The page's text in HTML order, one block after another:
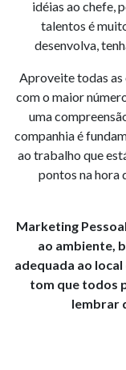
idéias ao chefe,
talentos é
desenvolva,
Aproveite todas
com o maior
uma
companhia é
ao trabalho que
pontos na hora
Marketing
ao ambiente,
adequada ao
tom que todos
lembrar